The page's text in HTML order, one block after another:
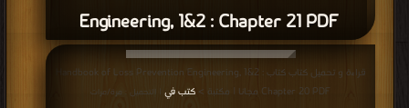
Engineering, 1&2 : Chapter 21 PDF
قراءة و تحميل كتاب كتاب Handbook of Loss Prevention Engineering, 1&2 :
Chapter 20 PDF مجانا | مكتبة >
كتب في | التحميل : مرة/مرات